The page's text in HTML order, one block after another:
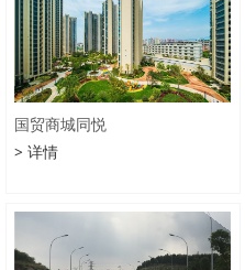
国贸商城同悦
> 详情